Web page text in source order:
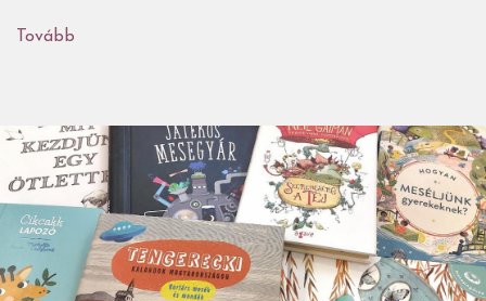
Tovább
tucat
csodás,
szöveg
nélküli
képkönyv
minden
korosztálynak)